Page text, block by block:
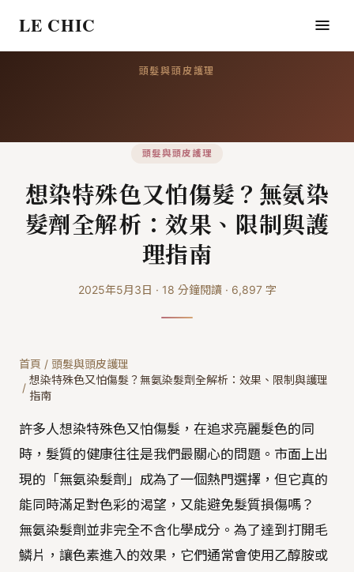
LE CHIC
頭髮與頭皮護理
頭髮與頭皮護理
想染特殊色又怕傷髮？無氨染
髮劑全解析：效果、限制與護
理指南
2025年5月3日 · 18 分鐘閱讀· 6,897字
首頁 / 頭髮與頭皮護理
/
想染特殊色又怕傷髮？無氨染髮劑全解析：效果、限制與護理
指南
許多人想染特殊色又怕傷髮，在追求亮麗髮色的同
時，髮質的健康往往是我們最關心的問題。市面上出
現的「無氨染髮劑」成為了一個熱門選擇，但它真的
能同時滿足對色彩的渴望，又能避免髮質損傷嗎？
無氨染髮劑並非完全不含化學成分。為了達到打開毛
鱗片，讓色素進入的效果，它們通常會使用乙醇胺或